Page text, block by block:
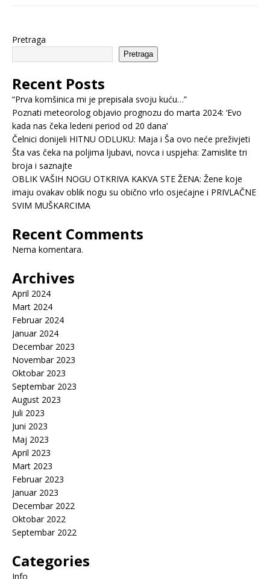
Pretraga
Pretraga
Recent Posts
“Prva komšinica mi je prepisala svoju kuću…”
Poznati meteorolog objavio prognozu do marta 2024: ‘Evo
kada nas čeka ledeni period od 20 dana’
Čelnici donijeli HITNU ODLUKU: Maja i Ša ovo neće preživjeti
Šta vas čeka na poljima ljubavi, novca i uspjeha: Zamislite tri
broja i saznajte
OBLIK VAŠIH NOGU OTKRIVA KAKVA STE ŽENA: Žene koje
imaju ovakav oblik nogu su obično vrlo osjećajne i PRIVLAČNE
SVIM MUŠKARCIMA
Recent Comments
Nema komentara.
Archives
April 2024
Mart 2024
Februar 2024
Januar 2024
Decembar 2023
Novembar 2023
Oktobar 2023
Septembar 2023
August 2023
Juli 2023
Juni 2023
Maj 2023
April 2023
Mart 2023
Februar 2023
Januar 2023
Decembar 2022
Oktobar 2022
Septembar 2022
Categories
Info